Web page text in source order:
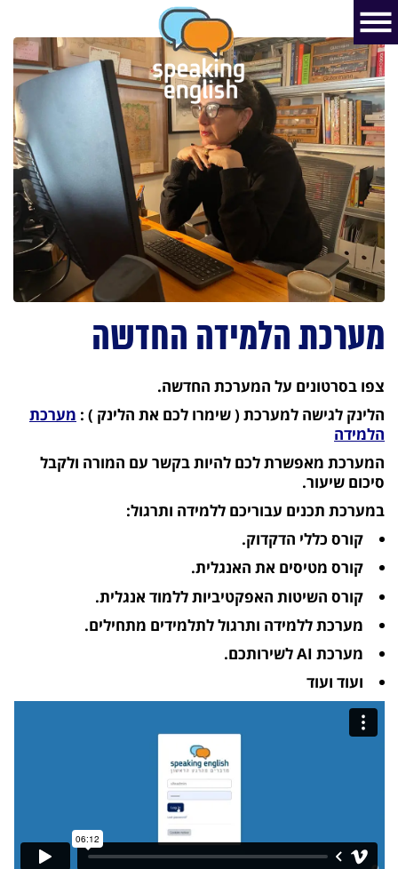
מערכת הלמידה החדשה
צפו בסרטונים על המערכת החדשה.
הלינק לגישה למערכת ( שימרו לכם את הלינק ) : מערכת
הלמידה
המערכת מאפשרת לכם להיות בקשר עם המורה ולקבל
סיכום שיעור.
במערכת תכנים עבוריכם ללמידה ותרגול:
קורס כללי הדקדוק.
קורס מטיסים את האנגלית.
קורס השיטות האפקטיביות ללמוד אנגלית.
מערכת ללמידה ותרגול לתלמידים מתחילים.
מערכת AI לשירותכם.
ועוד ועוד